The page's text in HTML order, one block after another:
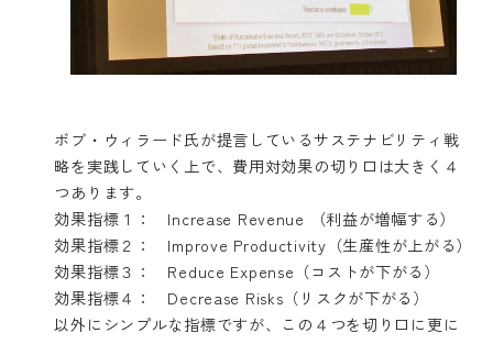
ボブ・ウィラード氏が提言しているサステナビリティ戦
略を実践していく上で、費用対効果の切り口は大きく４
つあります。
効果指標１： Increase Revenue （利益が増幅する）
効果指標２： Improve Productivity（生産性が上がる）
効果指標３： Reduce Expense（コストが下がる）
効果指標４： Decrease Risks（リスクが下がる）
以外にシンプルな指標ですが、この４つを切り口に更に